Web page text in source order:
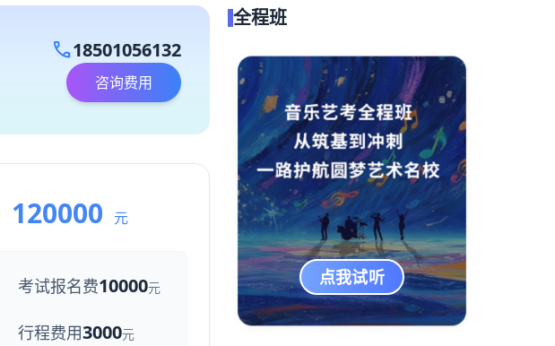
call18501056132
咨询费用
120000 元
考试报名费10000元
行程费用3000元
全程班
点我试听